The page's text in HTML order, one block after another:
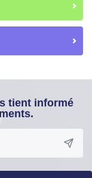
tient informé